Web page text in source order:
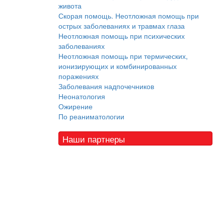
живота
Скорая помощь. Неотложная помощь при
острых заболеваниях и травмах глаза
Неотложная помощь при психических
заболеваниях
Неотложная помощь при термических,
ионизирующих и комбинированных
поражениях
Заболевания надпочечников
Неонатология
Ожирение
По реаниматологии
Наши партнеры